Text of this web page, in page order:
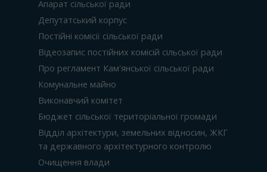
Апарат сільської ради
Депутатський корпус
Постійні комісії сільської ради
Відеозапис постійних комісій сільської ради
Про регламент Кам'янської сільської ради
Комунальне майно
Виконавчий комітет
Бюджет сільської територіальної громади
Відділ архітектури, земельних відносин, ЖКГ
та державного архітектурного контролю
Очищення влади